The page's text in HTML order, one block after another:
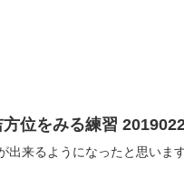
位をみる練習
出来るようになったと思いま